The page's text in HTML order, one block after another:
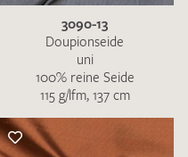
3090-13
Doupionseide
uni
100% reine Seide
115 g/lfm, 137 cm